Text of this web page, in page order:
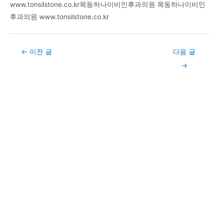
www.tonsilstone.co.kr목동하나이비인후과의원 목동하나이비인
후과의원 www.tonsilstone.co.kr
Post← 이전 글
다음 글
→